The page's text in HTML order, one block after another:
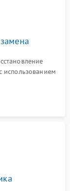
использованием
микросхемы
USB